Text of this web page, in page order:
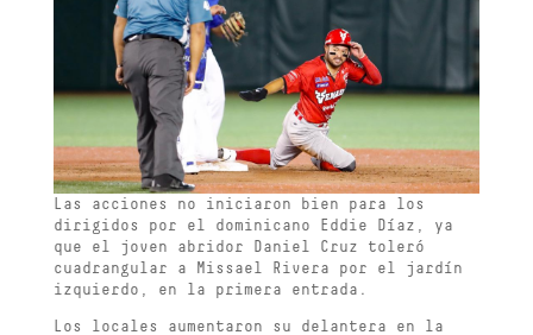
Las acciones no iniciaron bien para los
dirigidos por el dominicano Eddie Díaz, ya
que el joven abridor Daniel Cruz toleró
cuadrangular a Missael Rivera por el jardín
izquierdo, en la primera entrada.
Los locales aumentaron su delantera en la